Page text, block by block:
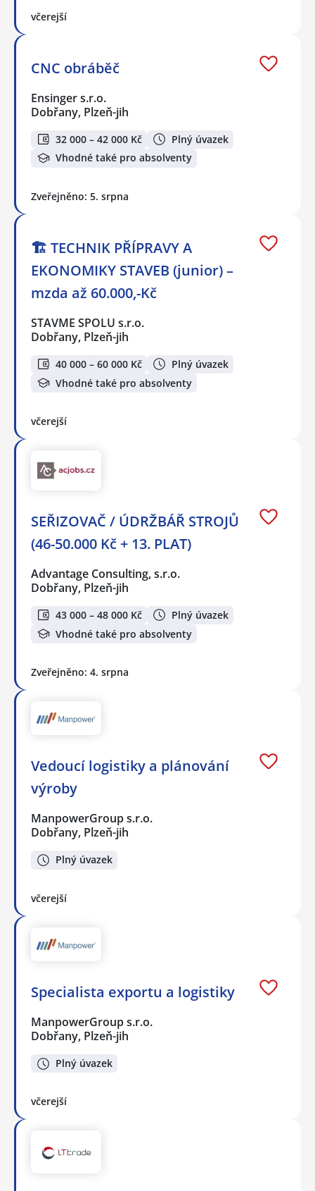
včerejší
CNC obráběč
Ensinger s.r.o.
Dobřany, Plzeň-jih
32 000 – 42 000 Kč
Plný úvazek
Vhodné také pro absolventy
Zveřejněno: 5. srpna
🏗️ TECHNIK PŘÍPRAVY A
EKONOMIKY STAVEB (junior) –
mzda až 60.000,-Kč
STAVME SPOLU s.r.o.
Dobřany, Plzeň-jih
40 000 – 60 000 Kč
Plný úvazek
Vhodné také pro absolventy
včerejší
SEŘIZOVAČ / ÚDRŽBÁŘ STROJŮ
(46-50.000 Kč + 13. PLAT)
Advantage Consulting, s.r.o.
Dobřany, Plzeň-jih
43 000 – 48 000 Kč
Plný úvazek
Vhodné také pro absolventy
Zveřejněno: 4. srpna
Vedoucí logistiky a plánování
výroby
ManpowerGroup s.r.o.
Dobřany, Plzeň-jih
Plný úvazek
včerejší
Specialista exportu a logistiky
ManpowerGroup s.r.o.
Dobřany, Plzeň-jih
Plný úvazek
včerejší